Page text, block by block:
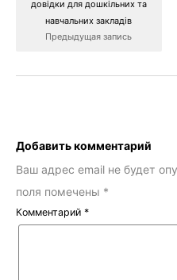
довідки для дошкільних та
навчальних закладів
Предыдущая запись
Добавить комментарий
Ваш адрес email не будет
поля помечены *
Комментарий *